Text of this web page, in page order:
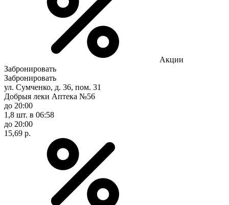
Акции
Забронировать
Забронировать
ул. Сумченко, д. 36, пом. 31
Добрыя леки Аптека №56
до 20:00
1,8 шт. в 06:58
до 20:00
15,69 р.